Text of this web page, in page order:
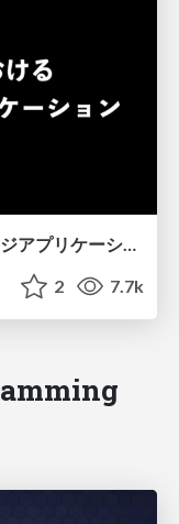
イカリング2におけるシングルページアプリケーション
2 7.7k